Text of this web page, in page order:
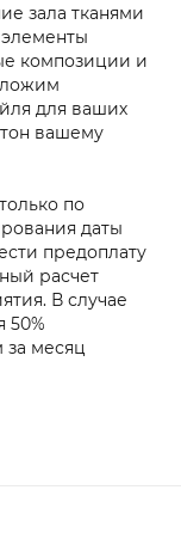
зала тканями
композиции и
для ваших
тон вашему
по
даты
предоплату
расчет
В случае
50%
за месяц